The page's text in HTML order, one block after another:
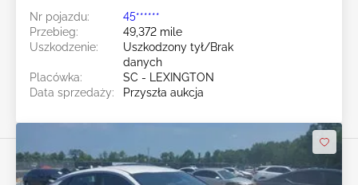
Nr pojazdu:
45******
Przebieg:
49,372 mile
Uszkodzenie:
Uszkodzony tył/Brak
danych
Placówka:
SC - LEXINGTON
Data sprzedaży:
Przyszła aukcja